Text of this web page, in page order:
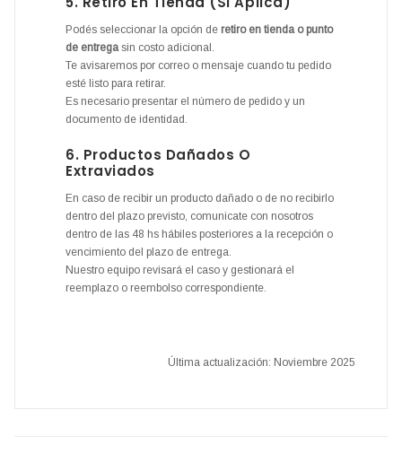
Podés seleccionar la opción de retiro en tienda o punto
de entregasin costo adicional.
Te avisaremos por correo o mensaje cuando tu pedido
esté listo para retirar.
Es necesario presentar el número de pedido y un
documento de identidad.
6. Productos Dañados O
Extraviados
En caso de recibir un producto dañado o de no recibirlo
dentro del plazo previsto, comunicate con nosotros
dentro de las 48 hs hábiles posteriores a la recepción o
vencimiento del plazo de entrega.
Nuestro equipo revisará el caso y gestionará el
reemplazo o reembolso correspondiente.
Última actualización: Noviembre 2025